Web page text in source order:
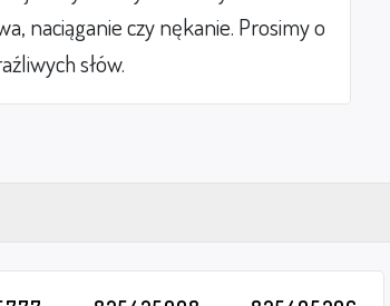
naciąganie czy nękanie. Prosimy o
słów.